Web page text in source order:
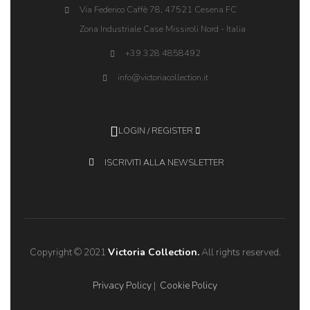
Via Federico Caffè 78, 47521 Cesena FC
Zona Industriale Case Missiroli Nord - Italia
+39 328 4858492
info@victoriacollection.it
LOGIN / REGISTER
ISCRIVITI ALLA NEWSLETTER
Copyright © 2021 Victoria Collection.All rights reserved.
Privacy Policy | Cookie Policy